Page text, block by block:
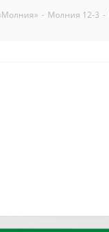
- Молния 12-3 -